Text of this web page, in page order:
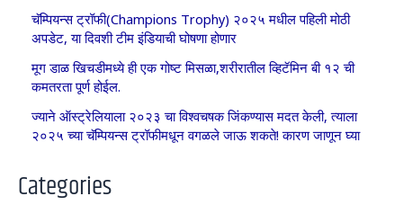
चॅम्पियन्स ट्रॉफी(Champions Trophy) २०२५ मधील पहिली मोठी
अपडेट, या दिवशी टीम इंडियाची घोषणा होणार
मूग डाळ खिचडीमध्ये ही एक गोष्ट मिसळा,शरीरातील व्हिटॅमिन बी १२ ची
कमतरता पूर्ण होईल.
ज्याने ऑस्ट्रेलियाला २०२३ चा विश्वचषक जिंकण्यास मदत केली, त्याला
२०२५ च्या चॅम्पियन्स ट्रॉफीमधून वगळले जाऊ शकते! कारण जाणून घ्या
Categories